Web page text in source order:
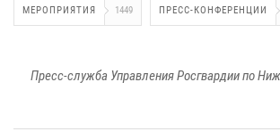
МЕРОПРИЯТИЯ 1449 ПРЕСС-КОНФЕРЕНЦИИ
Пресс-служба Управления Росгвардии по